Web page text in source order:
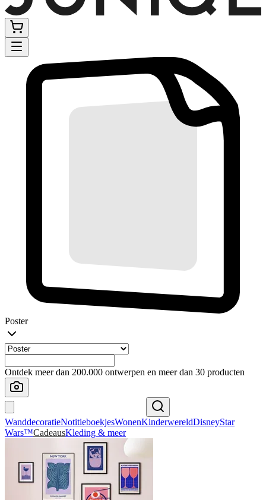
Poster
Ontdek meer dan 200.000 ontwerpen en meer dan 30 producten
WanddecoratieNotitieboekjesWonenKinderwereldDisneyStar
Wars™CadeausKleding & meer